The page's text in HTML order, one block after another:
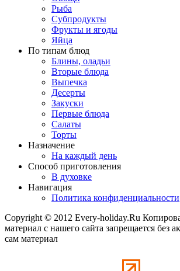
Рыба
Субпродукты
Фрукты и ягоды
Яйца
По типам блюд
Блины, оладьи
Вторые блюда
Выпечка
Десерты
Закуски
Первые блюда
Салаты
Торты
Назначение
На каждый день
Способ приготовления
В духовке
Навигация
Политика конфиденциальности
Copyright © 2012 Every-holiday.Ru
материал с нашего сайта запрещается без
сам материал